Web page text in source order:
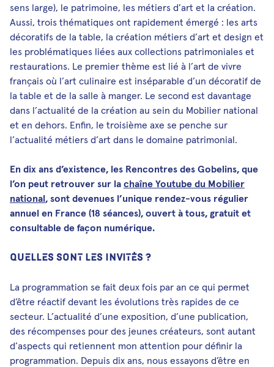
sens large), le patrimoine, les métiers d’art et la création.
Aussi, trois thématiques ont rapidement émergé : les arts
décoratifs de la table, la création métiers d’art et design et
les problématiques liées aux collections patrimoniales et
restaurations. Le premier thème est lié à l’art de vivre
français où l’art culinaire est inséparable d’un décoratif de
la table et de la salle à manger. Le second est davantage
dans l’actualité de la création au sein du Mobilier national
et en dehors. Enfin, le troisième axe se penche sur
l’actualité métiers d’art dans le domaine patrimonial.
En dix ans d’existence, les Rencontres des Gobelins, que
l’on peut retrouver sur la chaîne Youtube du Mobilier
national, sont devenues l’unique rendez-vous régulier
annuel en France (18 séances), ouvert à tous, gratuit et
consultable de façon numérique.
QUELLES SONT LES INVITÉS ?
La programmation se fait deux fois par an ce qui permet
d’être réactif devant les évolutions très rapides de ce
secteur. L’actualité d’une exposition, d’une publication,
des récompenses pour des jeunes créateurs, sont autant
d’aspects qui retiennent mon attention pour définir la
programmation. Depuis dix ans, nous essayons d’être en